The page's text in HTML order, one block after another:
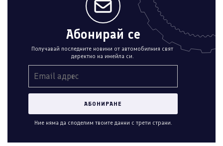
Абонирай се
Получавай последните новини от автомобилния свят
деректно на имейла си.
Ние няма да споделим твоите данни с трети страни.